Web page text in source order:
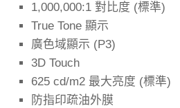
1,000,000:1 對比度 (標準)
True Tone 顯示
廣色域顯示 (P3)
3D Touch
625 cd/m2 最大亮度 (標準)
防指印疏油外膜